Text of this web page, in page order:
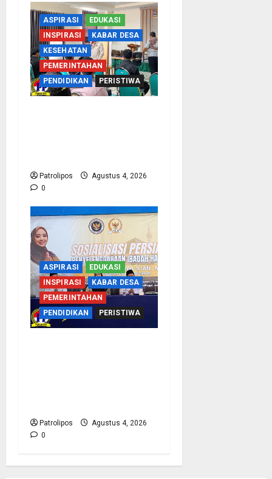
ASPIRASI
EDUKASI
INSPIRASI
KABAR DESA
KESEHATAN
PEMERINTAHAN
PENDIDIKAN
PERISTIWA
Patrolipos
Agustus 4, 2026
0
ASPIRASI
EDUKASI
INSPIRASI
KABAR DESA
PEMERINTAHAN
PENDIDIKAN
PERISTIWA
Patrolipos
Agustus 4, 2026
0